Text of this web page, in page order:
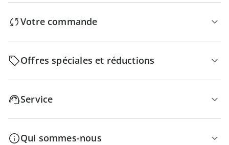
Votre commande
Offres spéciales et réductions
Service
Qui sommes-nous